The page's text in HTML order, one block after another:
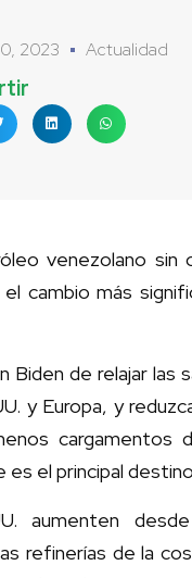
2023 Actualidad
venezolano sin
cambio más
de relajar las
y Europa, y
cargamentos
es el principal
aumenten
refinerías de la